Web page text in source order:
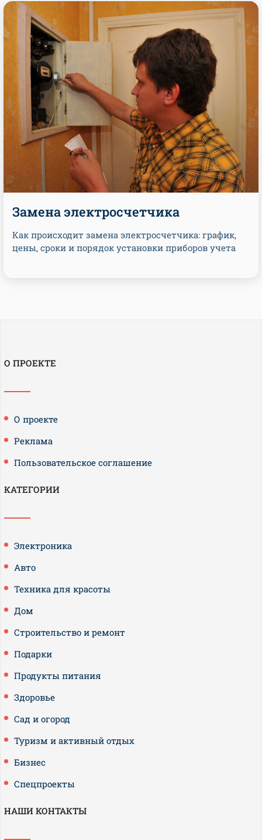
Замена электросчетчика
Как происходит замена электросчетчика: график,
цены, сроки и порядок установки приборов учета
О ПРОЕКТЕ
О проекте
Реклама
Пользовательское соглашение
КАТЕГОРИИ
Электроника
Авто
Техника для красоты
Дом
Строительство и ремонт
Подарки
Продукты питания
Здоровье
Сад и огород
Туризм и активный отдых
Бизнес
Спецпроекты
НАШИ КОНТАКТЫ